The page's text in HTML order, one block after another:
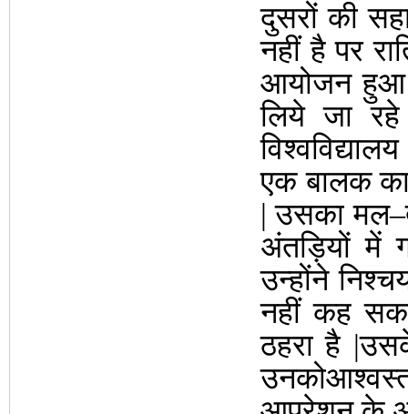
दुसरों की
नहीं है पर
आयोजन हुआ
लिये जा
एक बालक
| उसका
अंतड़ियों
उन्होंने
नहीं कह
ठहरा है